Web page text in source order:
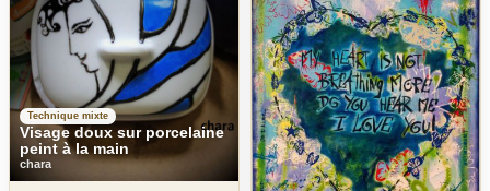
Technique mixte
Visage doux sur porcelaine
peint à la main
chara